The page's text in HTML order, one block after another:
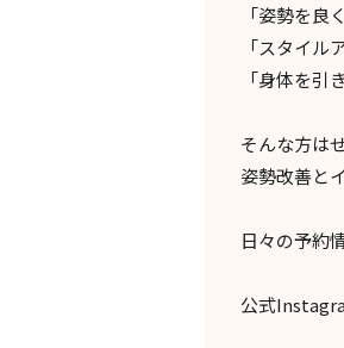
「姿勢を良
「スタイル
「身体を引
そんな方は
姿勢改善と
日々の予約
公式